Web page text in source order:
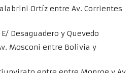
Ortíz entre Av. Corrientes
Desaguadero y Quevedo
Mosconi entre Bolivia y